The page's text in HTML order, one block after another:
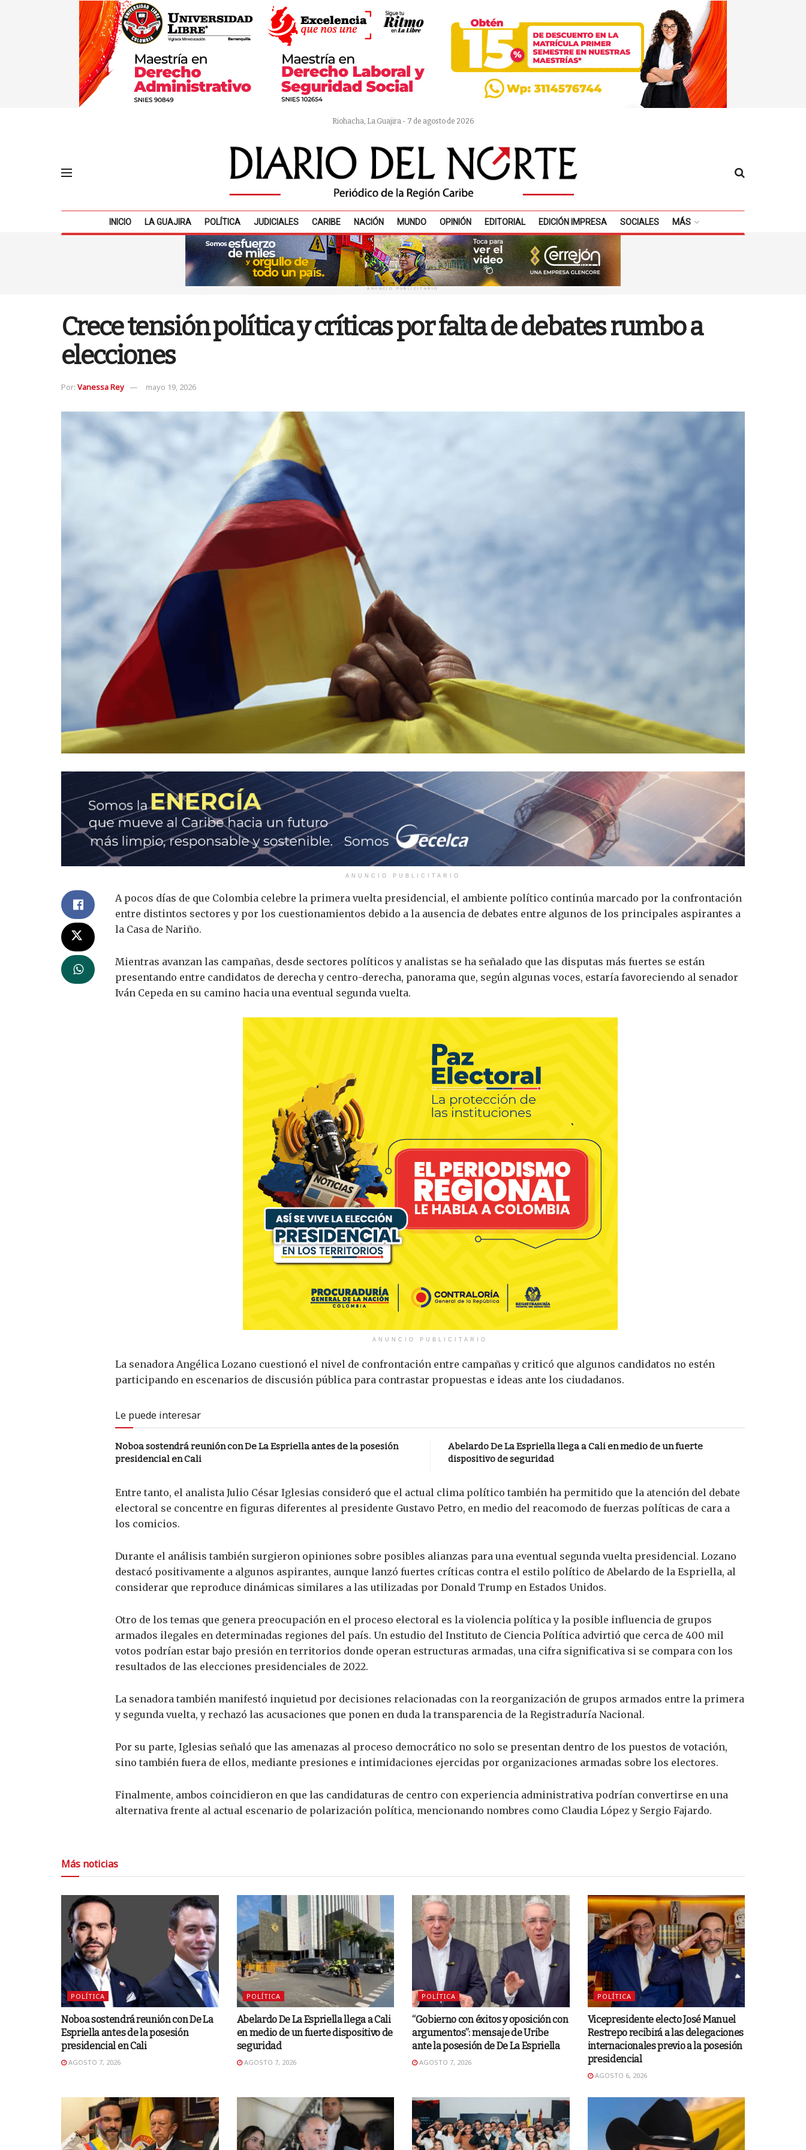
Riohacha, La Guajira - 7 de agosto de 2026
INICIO LA GUAJIRA POLÍTICA JUDICIALES CARIBE NACIÓN MUNDO OPINIÓN EDITORIAL EDICIÓN IMPRESA SOCIALES MÁS
ANUNCIO PUBLICITARIO
Crece tensión política y críticas por falta de debates rumbo a
elecciones
Por: Vanessa Rey mayo 19, 2026
ANUNCIO PUBLICITARIO
A pocos días de que Colombia celebre la primera vuelta presidencial, el ambiente político continúa marcado por la confrontación
entre distintos sectores y por los cuestionamientos debido a la ausencia de debates entre algunos de los principales aspirantes a
la Casa de Nariño.
Mientras avanzan las campañas, desde sectores políticos y analistas se ha señalado que las disputas más fuertes se están
presentando entre candidatos de derecha y centro-derecha, panorama que, según algunas voces, estaría favoreciendo al senador
Iván Cepeda en su camino hacia una eventual segunda vuelta.
ANUNCIO PUBLICITARIO
La senadora Angélica Lozano cuestionó el nivel de confrontación entre campañas y criticó que algunos candidatos no estén
participando en escenarios de discusión pública para contrastar propuestas e ideas ante los ciudadanos.
Le puede interesar
Noboa sostendrá reunión con De La Espriella antes de la posesión
presidencial en Cali
Abelardo De La Espriella llega a Cali en medio de un fuerte
dispositivo de seguridad
Entre tanto, el analista Julio César Iglesias consideró que el actual clima político también ha permitido que la atención del debate
electoral se concentre en figuras diferentes al presidente Gustavo Petro, en medio del reacomodo de fuerzas políticas de cara a
los comicios.
Durante el análisis también surgieron opiniones sobre posibles alianzas para una eventual segunda vuelta presidencial. Lozano
destacó positivamente a algunos aspirantes, aunque lanzó fuertes críticas contra el estilo político de Abelardo de la Espriella, al
considerar que reproduce dinámicas similares a las utilizadas por Donald Trump en Estados Unidos.
Otro de los temas que genera preocupación en el proceso electoral es la violencia política y la posible influencia de grupos
armados ilegales en determinadas regiones del país. Un estudio del Instituto de Ciencia Política advirtió que cerca de 400 mil
votos podrían estar bajo presión en territorios donde operan estructuras armadas, una cifra significativa si se compara con los
resultados de las elecciones presidenciales de 2022.
La senadora también manifestó inquietud por decisiones relacionadas con la reorganización de grupos armados entre la primera
y segunda vuelta, y rechazó las acusaciones que ponen en duda la transparencia de la Registraduría Nacional.
Por su parte, Iglesias señaló que las amenazas al proceso democrático no solo se presentan dentro de los puestos de votación,
sino también fuera de ellos, mediante presiones e intimidaciones ejercidas por organizaciones armadas sobre los electores.
Finalmente, ambos coincidieron en que las candidaturas de centro con experiencia administrativa podrían convertirse en una
alternativa frente al actual escenario de polarización política, mencionando nombres como Claudia López y Sergio Fajardo.
Más noticias
POLÍTICA
Noboa sostendrá reunión con De La
Espriella antes de la posesión
presidencial en Cali
AGOSTO 7, 2026
POLÍTICA
Abelardo De La Espriella llega a Cali
en medio de un fuerte dispositivo de
seguridad
AGOSTO 7, 2026
POLÍTICA
“Gobierno con éxitos y oposición con
argumentos”: mensaje de Uribe
ante la posesión de De La Espriella
AGOSTO 7, 2026
POLÍTICA
Vicepresidente electo José Manuel
Restrepo recibirá a las delegaciones
internacionales previo a la posesión
presidencial
AGOSTO 6, 2026